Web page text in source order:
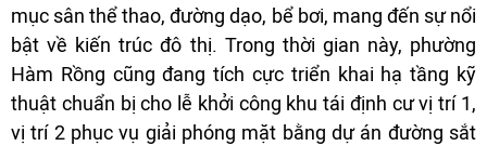
mục sân thể thao, đường dạo, bể bơi, mang đến sự nổi
bật về kiến trúc đô thị. Trong thời gian này, phường
Hàm Rồng cũng đang tích cực triển khai hạ tầng kỹ
thuật chuẩn bị cho lễ khởi công khu tái định cư vị trí 1,
vị trí 2 phục vụ giải phóng mặt bằng dự án đường sắt